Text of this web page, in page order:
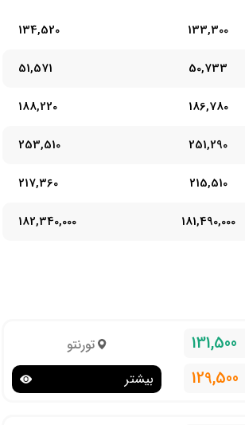
133,300
134,520
50,733
51,571
186,780
188,220
251,290
253,510
215,510
217,360
181,490,000
182,340,000
131,500
129,500
تورنتو
بیشتر